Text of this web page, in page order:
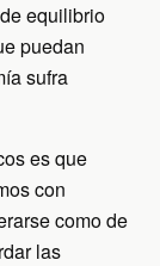
equilibrio
puedan
sufra
es que
con
como de
las